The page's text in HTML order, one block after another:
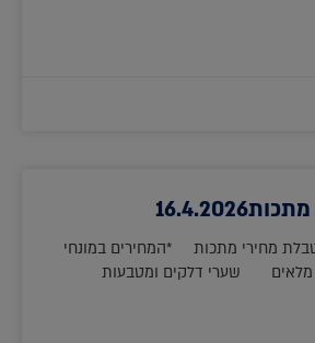
מחירי מתכות *המחירים במונחי
שערי דלקים ומטבעות